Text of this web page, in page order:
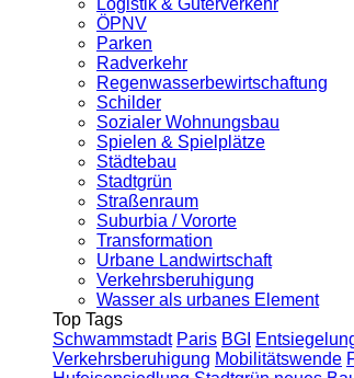
Logistik & Güterverkehr
ÖPNV
Parken
Radverkehr
Regenwasserbewirtschaftung
Schilder
Sozialer Wohnungsbau
Spielen & Spielplätze
Städtebau
Stadtgrün
Straßenraum
Suburbia / Vororte
Transformation
Urbane Landwirtschaft
Verkehrsberuhigung
Wasser als urbanes Element
Top Tags
Schwammstadt Paris BGI
Verkehrsberuhigung Mobilitätswende